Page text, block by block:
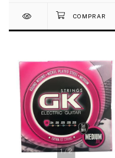
1/2